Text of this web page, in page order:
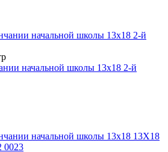
начальной школы 13х18 2-й